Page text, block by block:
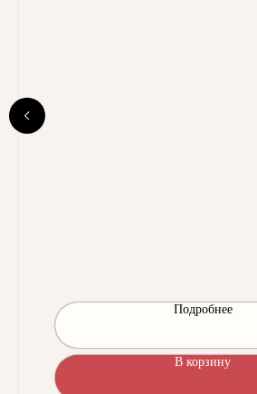
Подробнее
В корзину